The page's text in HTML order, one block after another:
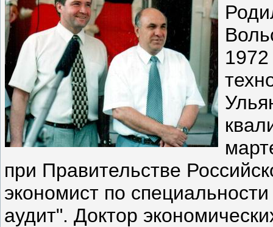
1972
при Правительстве
экономист по
аудит". Доктор